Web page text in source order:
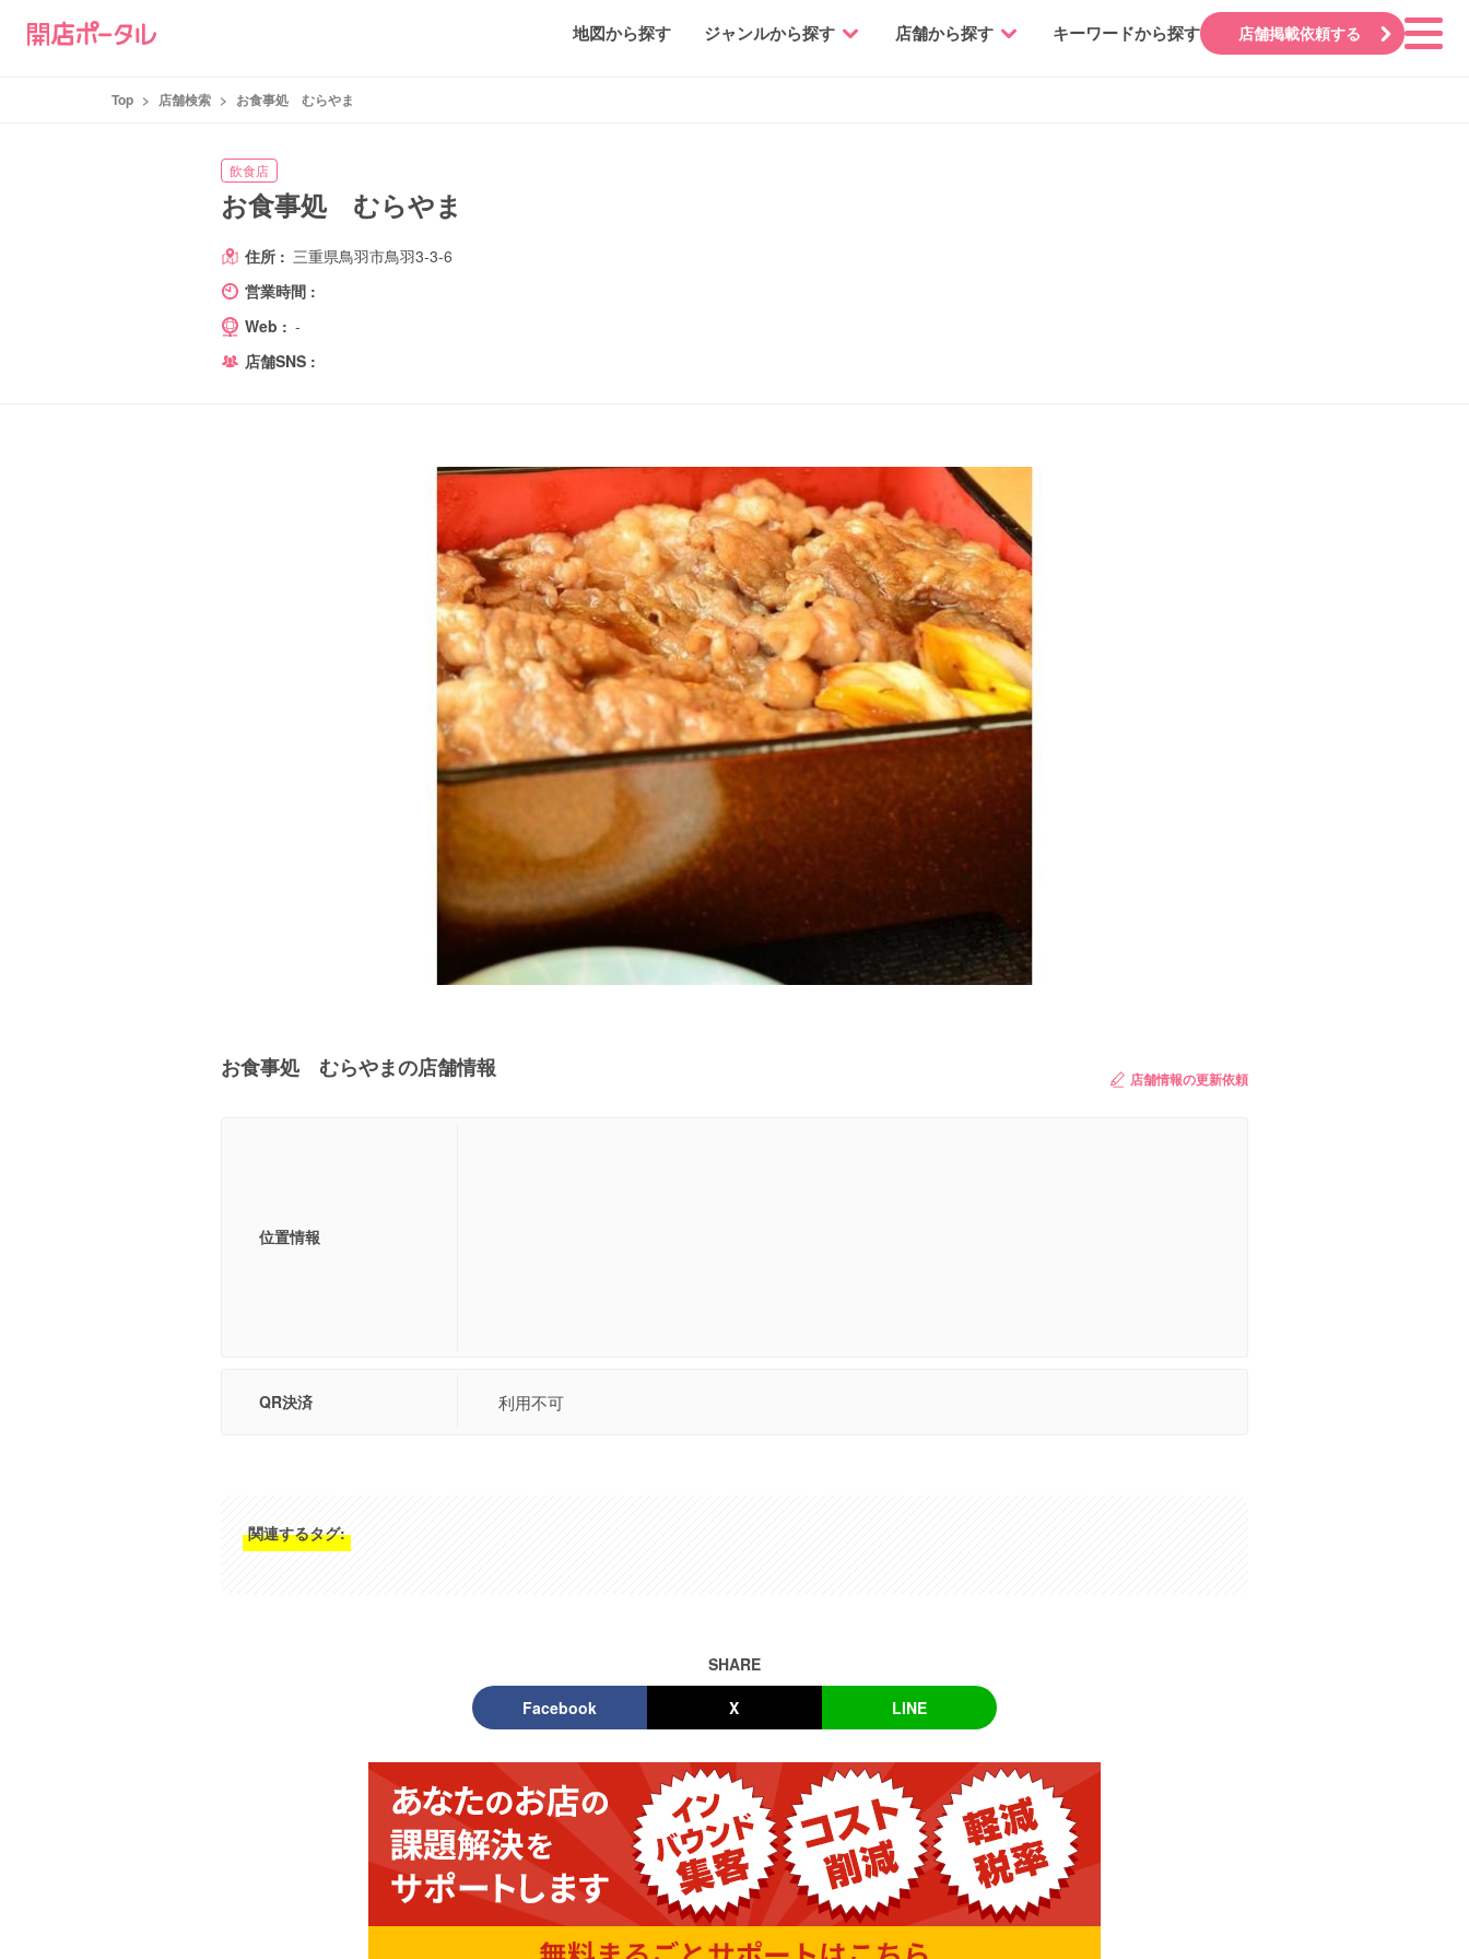
地図から探す ジャンルから探す 店舗から探す キーワードから探す 店舗掲載依頼する
Top > 店舗検索 > お食事処 むらやま
飲食店
お食事処 むらやま
住所 : 三重県鳥羽市鳥羽3-3-6
営業時間 :
Web : -
店舗SNS :
お食事処 むらやまの店舗情報 店舗情報の更新依頼
位置情報
QR決済 利用不可
関連するタグ:
SHARE
Facebook X LINE